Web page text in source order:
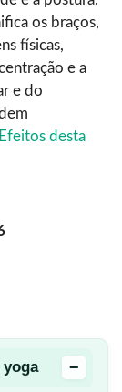
os braços,
físicas,
e a
e do
Efeitos desta
yoga −